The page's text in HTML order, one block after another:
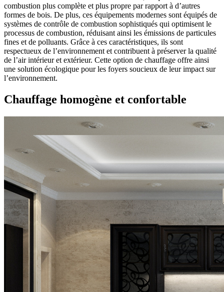
combustion plus complète et plus propre par rapport à d’autres
formes de bois. De plus, ces équipements modernes sont équipés de
systèmes de contrôle de combustion sophistiqués qui optimisent le
processus de combustion, réduisant ainsi les émissions de particules
fines et de polluants. Grâce à ces caractéristiques, ils sont
respectueux de l’environnement et contribuent à préserver la qualité
de l’air intérieur et extérieur. Cette option de chauffage offre ainsi
une solution écologique pour les foyers soucieux de leur impact sur
l’environnement.
Chauffage homogène et confortable